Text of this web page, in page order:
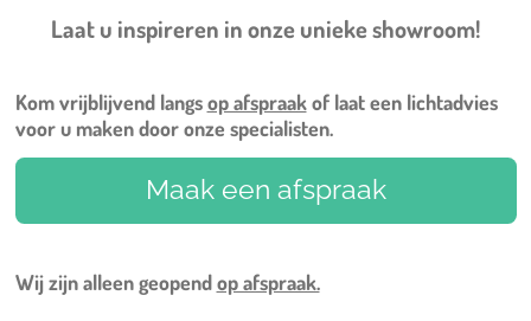
Laat u inspireren in onze unieke showroom!
Kom vrijblijvend langsop afspraakof laat een lichtadvies
voor u maken door onze specialisten.
Maak een afspraak
Wij zijn alleen geopendop afspraak.